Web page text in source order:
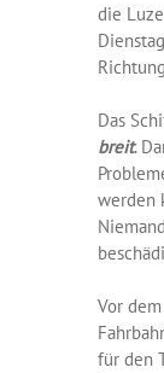
die
Das
breit.
werden
Vor
für den